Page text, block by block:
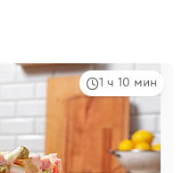
1 ч 10 мин